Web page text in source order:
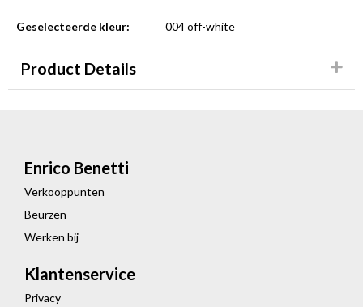
Geselecteerde kleur: 004 off-white
Product Details
Enrico Benetti
Verkooppunten
Beurzen
Werken bij
Klantenservice
Privacy